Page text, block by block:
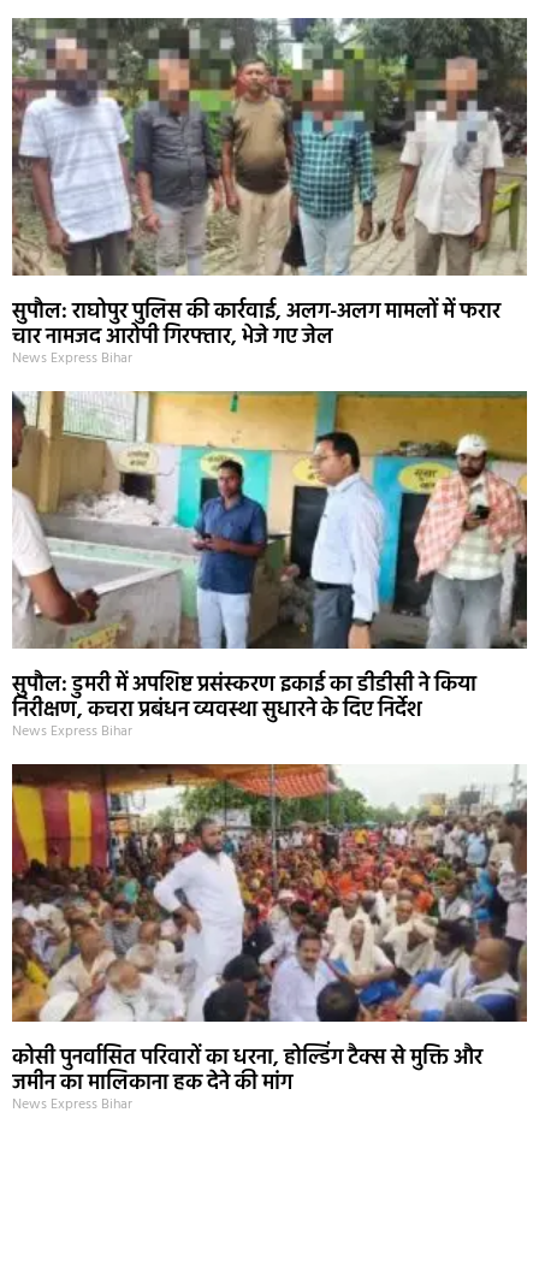
सुपौल: राघोपुर पुलिस की कार्रवाई, अलग-अलग मामलों में फरार
चार नामजद आरोपी गिरफ्तार, भेजे गए जेल
News Express Bihar
सुपौल: डुमरी में अपशिष्ट प्रसंस्करण इकाई का डीडीसी ने किया
निरीक्षण, कचरा प्रबंधन व्यवस्था सुधारने के दिए निर्देश
News Express Bihar
कोसी पुनर्वासित परिवारों का धरना, होल्डिंग टैक्स से मुक्ति और
जमीन का मालिकाना हक देने की मांग
News Express Bihar